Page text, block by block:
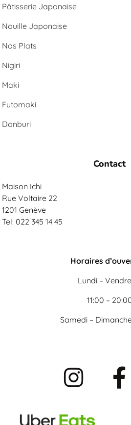
Pâtisserie Japonaise
Nouille Japonaise
Nos Plats
Nigiri
Maki
Futomaki
Donburi
Contact
Maison Ichi
Rue Voltaire 22
1201 Genève
Tel: 022 345 14 45
Horaires
Lundi –
11:00 –
Samedi –